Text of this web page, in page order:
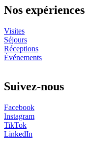
Nos expériences
Visites
Séjours
Réceptions
Événements
Suivez-nous
Facebook
Instagram
TikTok
LinkedIn